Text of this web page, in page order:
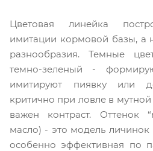
Цветовая линейка
имитации кормовой базы, а
разнообразия. Темные
темно-зеленый -
имитируют пиявку или
критично при ловле в
важен контраст. Оттенок
масло) - это модель
особенно эффективная по